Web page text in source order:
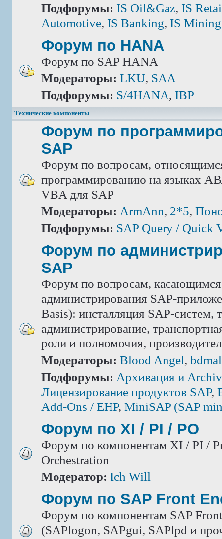
Подфорумы: IS Oil&Gaz, IS
Automotive, IS Banking, IS Mining
Форум по HANA
Форум по SAP HANA
Модераторы: LKU, SAA
Подфорумы: S/4HANA, IBP
Технические компоненты
Форум по
SAP
Форум по вопросам,
программированию на языках
VBA для SAP
Модераторы: ArmAnn, 2*5,
Подфорумы: SAP Query / Quick
Форум по
SAP
Форум по вопросам, касающимся
администрирования SAP-
Basis): инсталляция SAP-систем,
администрирование,
роли и полномочия,
Модераторы: Blood Angel,
Подфорумы: Архивация и
Лицензирование продуктов SAP,
Add-Ons / ЕНР, MiniSAP (SAP
Форум по XI / PI / РО
Форум по компонентам XI / PI /
Orchestration
Модератор: Ich Will
Форум по SAP Front
Форум по компонентам SAP
(SAPlogon, SAPgui, SAPlpd и